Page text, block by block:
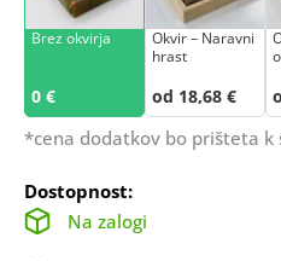
Brez okvirja
0 €
Okvir – Naravni
hrast
od 18,68 €
*cena dodatkov bo prišteta k
Dostopnost:
Na zalogi